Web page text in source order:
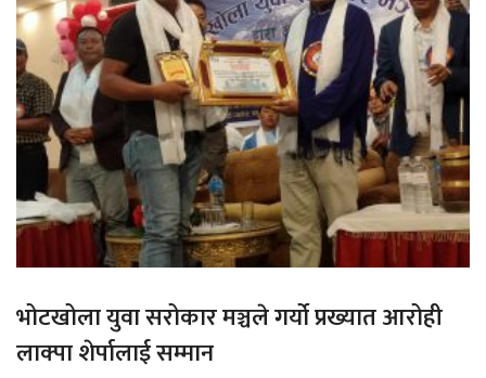
भोटखोला युवा सरोकार मञ्चले गर्यो प्रख्यात आरोही
लाक्पा शेर्पालाई सम्मान